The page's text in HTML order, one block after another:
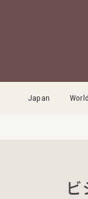
Japan World